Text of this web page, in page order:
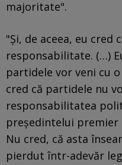
majoritate".
"Și, de aceea, eu cred
responsabilitate. (…)
partidele vor veni cu
cred că partidele nu
responsabilitatea
președintelui
Nu cred, că asta
pierdut într-adevăr